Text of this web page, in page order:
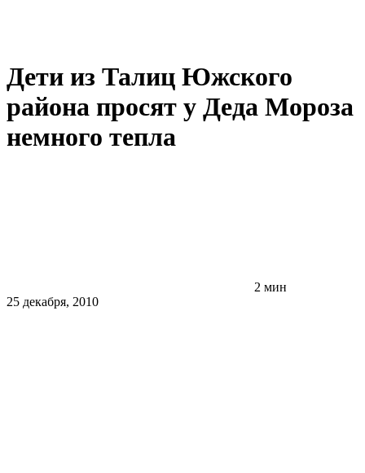
Дети из Талиц Южского
района просят у Деда Мороза
немного тепла
2 мин
25 декабря, 2010